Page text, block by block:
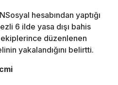
hesabından yaptığı
6 ilde yasa dışı bahis
düzenlenen
yakalandığını belirtti.